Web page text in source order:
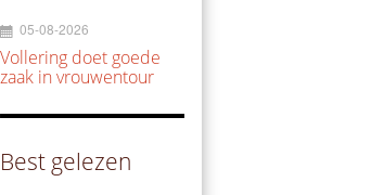
05-08-2026
Vollering doet goede
zaak in vrouwentour
Best gelezen